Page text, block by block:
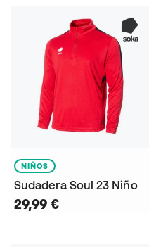
NIÑOS
Sudadera Soul 23 Niño
29,99 €